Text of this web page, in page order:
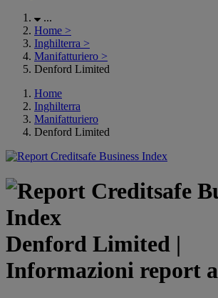
...
Home >
Inghilterra >
Manifatturiero >
Denford Limited
Home
Inghilterra
Manifatturiero
Denford Limited
Denford Limited |
Informazioni report